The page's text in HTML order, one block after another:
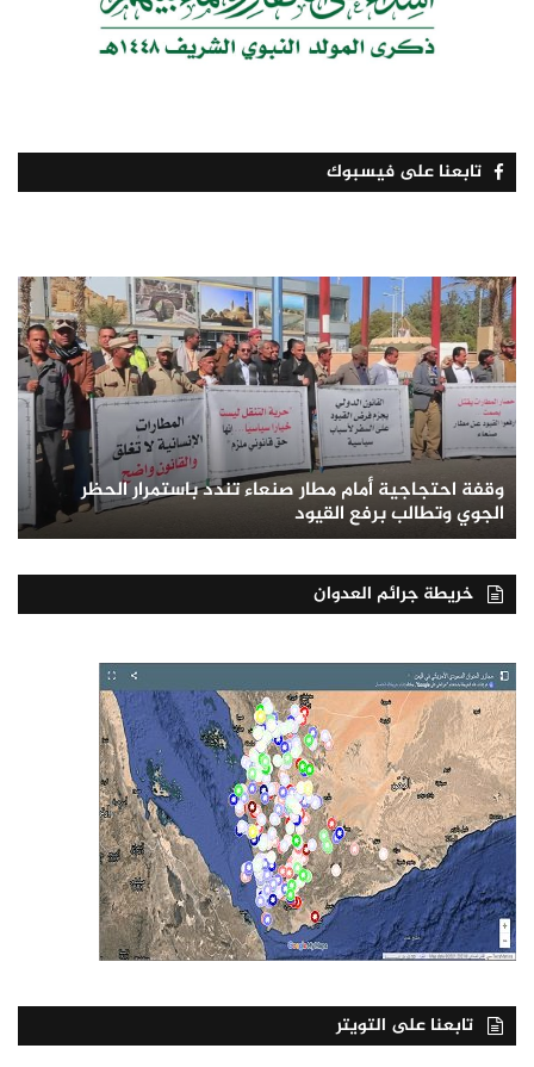
تابعنا على فيسبوك
وقفة احتجاجية أمام مطار صنعاء تندد باستمرار الحظر
الجوي وتطالب برفع القيود
خريطة جرائم العدوان
تابعنا على التويتر